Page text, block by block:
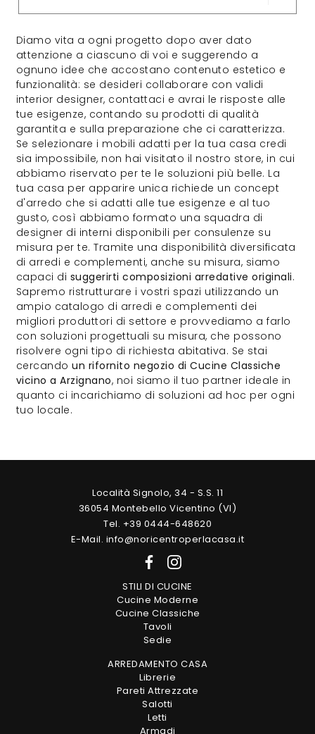
Diamo vita a ogni progetto dopo aver dato
attenzione a ciascuno di voi e suggerendo a
ognuno idee che accostano contenuto estetico e
funzionalità: se desideri collaborare con validi
interior designer, contattaci e avrai le risposte alle
tue esigenze, contando su prodotti di qualità
garantita e sulla preparazione che ci caratterizza.
Se selezionare i mobili adatti per la tua casa credi
sia impossibile, non hai visitato il nostro store, in cui
abbiamo riservato per te le soluzioni più belle. La
tua casa per apparire unica richiede un concept
d'arredo che si adatti alle tue esigenze e al tuo
gusto, così abbiamo formato una squadra di
designer di interni disponibili per consulenze su
misura per te. Tramite una disponibilità diversificata
di arredi e complementi, anche su misura, siamo
capaci di suggerirti composizioni arredative originali.
Sapremo ristrutturare i vostri spazi utilizzando un
ampio catalogo di arredi e complementi dei
migliori produttori di settore e provvediamo a farlo
con soluzioni progettuali su misura, che possono
risolvere ogni tipo di richiesta abitativa. Se stai
cercando un rifornito negozio di Cucine Classiche
vicino a Arzignano, noi siamo il tuo partner ideale in
quanto ci incarichiamo di soluzioni ad hoc per ogni
tuo locale.
Località Signolo, 34 - S.S. 11
36054 Montebello Vicentino (VI)
Tel. +39 0444-648620
E-Mail. info@noricentroperlacasa.it
STILI DI CUCINE
Cucine Moderne
Cucine Classiche
Tavoli
Sedie
ARREDAMENTO CASA
Librerie
Pareti Attrezzate
Salotti
Letti
Armadi